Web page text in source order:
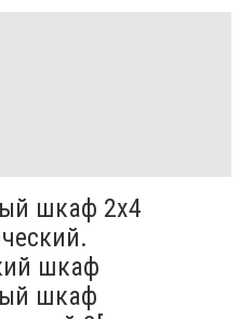
шкаф 2х4
шкаф
шкаф